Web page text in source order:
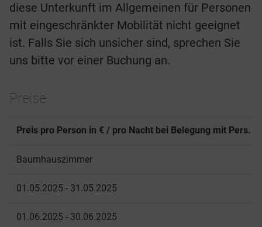
diese Unterkunft im Allgemeinen für Personen
mit eingeschränkter Mobilität nicht geeignet
ist. Falls Sie sich unsicher sind, sprechen Sie
uns bitte vor einer Buchung an.
Preise
Preis pro Person in € / pro Nacht bei Belegung mit Pers.
Baumhauszimmer
01.05.2025 - 31.05.2025
01.06.2025 - 30.06.2025